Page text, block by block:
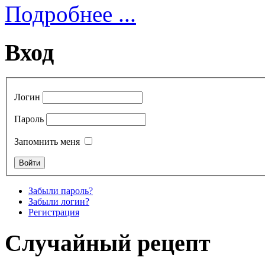
Подробнее ...
Вход
Логин
Пароль
Запомнить меня
Забыли пароль?
Забыли логин?
Регистрация
Случайный рецепт